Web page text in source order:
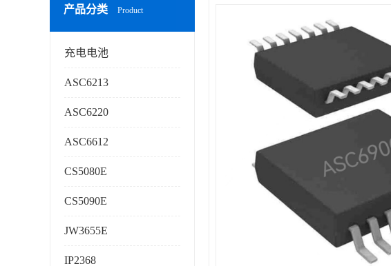
产品分类 Product
充电电池
ASC6213
ASC6220
ASC6612
CS5080E
CS5090E
JW3655E
IP2368